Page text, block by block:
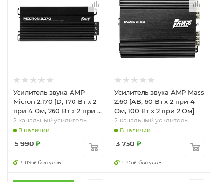
Усилитель звука AMP
Micron 2.170 [D, 170 Вт x 2
при 4 Ом, 260 Вт x 2 при 2
Ом]
2‑канальный усилитель
В наличии
5 990 ₽
+ 119 ₽ бонусов
Усилитель звука AMP Mass
2.60 [AB, 60 Вт x 2 при 4
Ом, 100 Вт x 2 при 2 Ом]
2‑канальный усилитель
В наличии
3 750 ₽
+ 75 ₽ бонусов